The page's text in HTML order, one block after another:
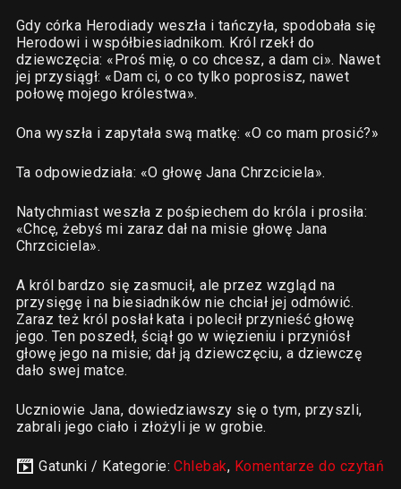
Gdy córka Herodiady weszła i tańczyła, spodobała się
Herodowi i współbiesiadnikom. Król rzekł do
dziewczęcia: «Proś mię, o co chcesz, a dam ci». Nawet
jej przysiągł: «Dam ci, o co tylko poprosisz, nawet
połowę mojego królestwa».
Ona wyszła i zapytała swą matkę: «O co mam prosić?»
Ta odpowiedziała: «O głowę Jana Chrzciciela».
Natychmiast weszła z pośpiechem do króla i prosiła:
«Chcę, żebyś mi zaraz dał na misie głowę Jana
Chrzciciela».
A król bardzo się zasmucił, ale przez wzgląd na
przysięgę i na biesiadników nie chciał jej odmówić.
Zaraz też król posłał kata i polecił przynieść głowę
jego. Ten poszedł, ściął go w więzieniu i przyniósł
głowę jego na misie; dał ją dziewczęciu, a dziewczę
dało swej matce.
Uczniowie Jana, dowiedziawszy się o tym, przyszli,
zabrali jego ciało i złożyli je w grobie.
Gatunki / Kategorie:Chlebak, Komentarze do czytań